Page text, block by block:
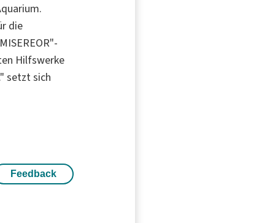
die
Hilfswerke
setzt sich
Feedback